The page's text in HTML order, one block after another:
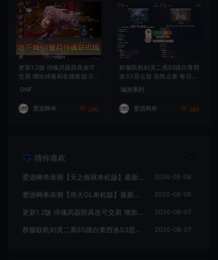
更新1.2版 侍魂武器防具改可
交易 增加掉落和在线奖励 DN
丰富异次元技能装备词条 护
石 辟邪玉 皮肤外观 BUFF技
能徽章 史诗装备特效徽章 技
DNF
爱游网单 280
群服联机剑灵二系55级白青西
洛S3昆仑版 在线点券 每日礼
包 复古玩法
端游系列
爱游网单 280
猜你喜欢
爱游网单亲测【天之炼狱单机版】最新整理怀旧无双炼狱端 带GM工具注册 GM权限命令发道具 视频安装教学 虚拟机一键端 2026-08-09
爱游网单亲测【倚天OL单机版】最新整理龙驹完善版 怀旧武侠网游单机 带GM工具可发物品装备 虚拟机一键端 视频安装教学 2026-08-08
更新1.2版 侍魂武器防具改可交易 增加掉落和在线奖励 DNF70星月侍魂联机版 新版技能 丰富异次元技能装备词条 护石 辟邪玉 皮肤外观 BUFF技能徽章 史诗装备特效徽章 技能宝珠等 在线点 装备靠爆 2026-08-07
群服联机剑灵二系55级白青西洛S3昆仑版 在线点券 每日礼包 复古玩法 2026-08-07